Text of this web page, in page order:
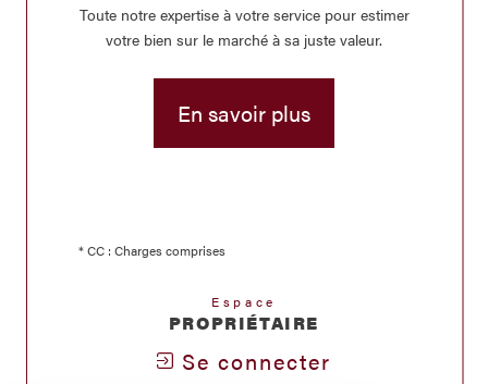
Toute notre expertise à votre service pour estimer
votre bien sur le marché à sa juste valeur.
En savoir plus
* CC : Charges comprises
Espace
PROPRIÉTAIRE
Se connecter